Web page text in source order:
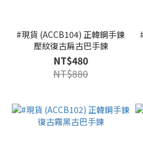
#現貨 (ACCB104) 正韓鋼手鍊
壓紋復古扁古巴手鍊
NT$480
NT$880